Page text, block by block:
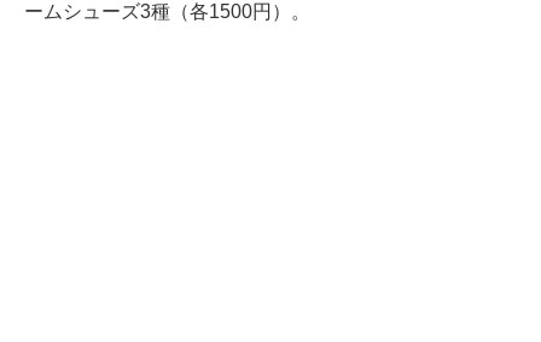
ームシューズ3種（各1500円）。